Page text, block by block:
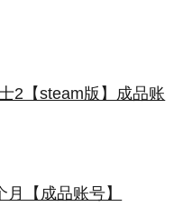
2【steam版】成品账
【成品账号】